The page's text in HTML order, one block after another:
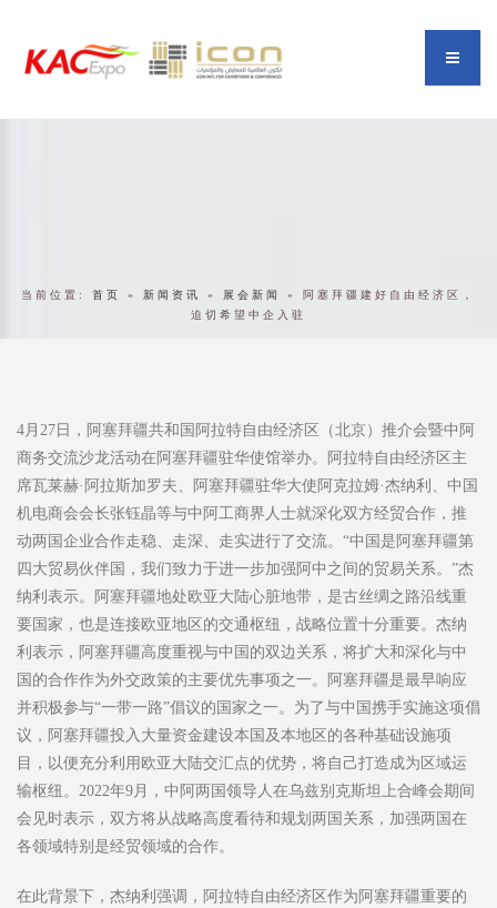
当前位置: 首页 » 新闻资讯 » 展会新闻 » 阿塞拜疆建好自由经济区，
迫切希望中企入驻
4月27日，阿塞拜疆共和国阿拉特自由经济区（北京）推介会暨中阿
商务交流沙龙活动在阿塞拜疆驻华使馆举办。阿拉特自由经济区主
席瓦莱赫·阿拉斯加罗夫、阿塞拜疆驻华大使阿克拉姆·杰纳利、中国
机电商会会长张钰晶等与中阿工商界人士就深化双方经贸合作，推
动两国企业合作走稳、走深、走实进行了交流。“中国是阿塞拜疆第
四大贸易伙伴国，我们致力于进一步加强阿中之间的贸易关系。”杰
纳利表示。阿塞拜疆地处欧亚大陆心脏地带，是古丝绸之路沿线重
要国家，也是连接欧亚地区的交通枢纽，战略位置十分重要。杰纳
利表示，阿塞拜疆高度重视与中国的双边关系，将扩大和深化与中
国的合作作为外交政策的主要优先事项之一。阿塞拜疆是最早响应
并积极参与“一带一路”倡议的国家之一。为了与中国携手实施这项倡
议，阿塞拜疆投入大量资金建设本国及本地区的各种基础设施项
目，以便充分利用欧亚大陆交汇点的优势，将自己打造成为区域运
输枢纽。2022年9月，中阿两国领导人在乌兹别克斯坦上合峰会期间
会见时表示，双方将从战略高度看待和规划两国关系，加强两国在
各领域特别是经贸领域的合作。
在此背景下，杰纳利强调，阿拉特自由经济区作为阿塞拜疆重要的